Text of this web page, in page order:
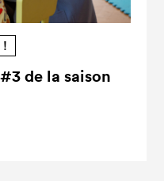
!
de la saison